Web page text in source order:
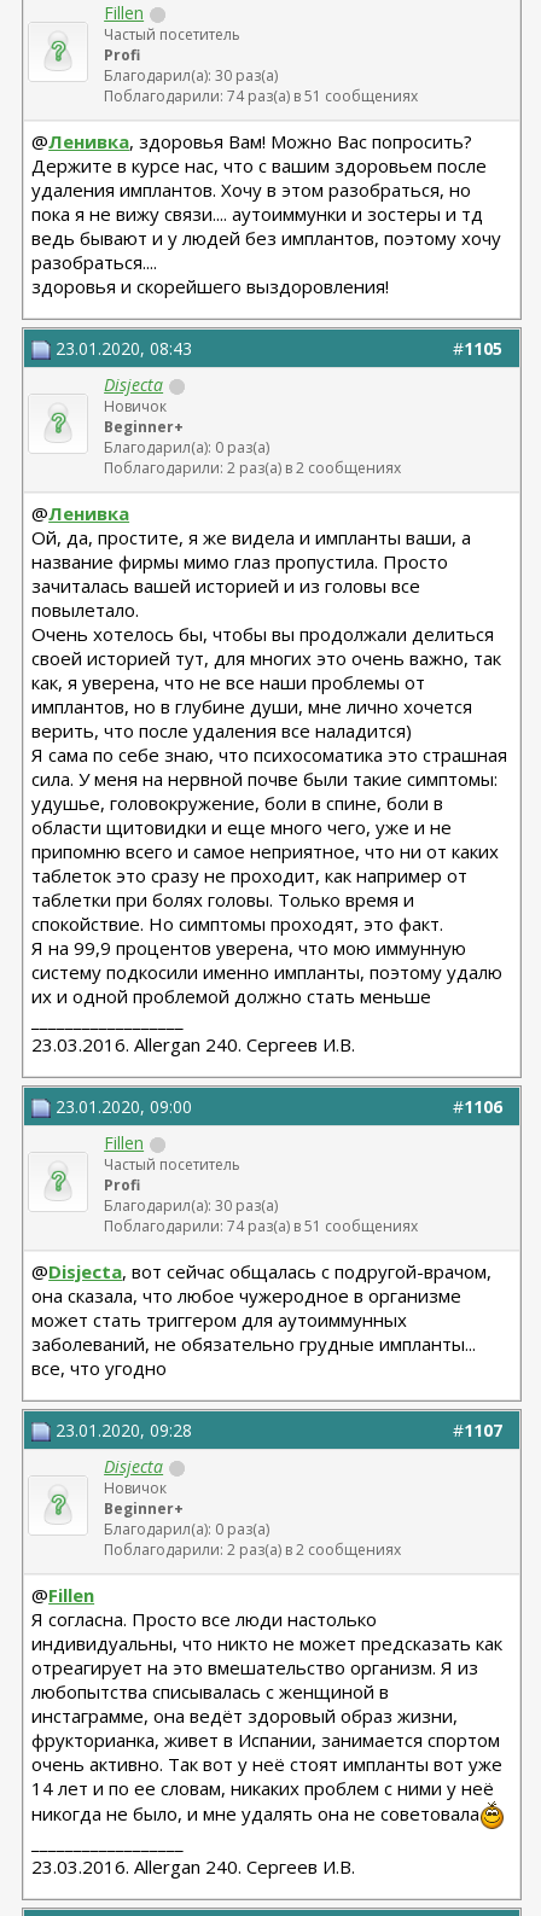
Fillen
Частый посетитель
Profi
Благодарил(а): 30 раз(а)
Поблагодарили: 74 раз(а) в 51 сообщениях
@Ленивка, здоровья Вам! Можно Вас попросить?
Держите в курсе нас, что с вашим здоровьем после
удаления имплантов. Хочу в этом разобраться, но
пока я не вижу связи.... аутоиммунки и зостеры и тд
ведь бывают и у людей без имплантов, поэтому хочу
разобраться....
здоровья и скорейшего выздоровления!
#1105
23.01.2020, 08:43
Disjecta
Новичок
Beginner+
Благодарил(а): 0 раз(а)
Поблагодарили: 2 раз(а) в 2 сообщениях
@Ленивка
Ой, да, простите, я же видела и импланты ваши, а
название фирмы мимо глаз пропустила. Просто
зачиталась вашей историей и из головы все
повылетало.
Очень хотелось бы, чтобы вы продолжали делиться
своей историей тут, для многих это очень важно, так
как, я уверена, что не все наши проблемы от
имплантов, но в глубине души, мне лично хочется
верить, что после удаления все наладится)
Я сама по себе знаю, что психосоматика это страшная
сила. У меня на нервной почве были такие симптомы:
удушье, головокружение, боли в спине, боли в
области щитовидки и еще много чего, уже и не
припомню всего и самое неприятное, что ни от каких
таблеток это сразу не проходит, как например от
таблетки при болях головы. Только время и
спокойствие. Но симптомы проходят, это факт.
Я на 99,9 процентов уверена, что мою иммунную
систему подкосили именно импланты, поэтому удалю
их и одной проблемой должно стать меньше
23.03.2016. Allergan 240. Сергеев И.В.
#1106
23.01.2020, 09:00
Fillen
Частый посетитель
Profi
Благодарил(а): 30 раз(а)
Поблагодарили: 74 раз(а) в 51 сообщениях
@Disjecta, вот сейчас общалась с подругой-врачом,
она сказала, что любое чужеродное в организме
может стать триггером для аутоиммунных
заболеваний, не обязательно грудные импланты...
все, что угодно
#1107
23.01.2020, 09:28
Disjecta
Новичок
Beginner+
Благодарил(а): 0 раз(а)
Поблагодарили: 2 раз(а) в 2 сообщениях
@Fillen
Я согласна. Просто все люди настолько
индивидуальны, что никто не может предсказать как
отреагирует на это вмешательство организм. Я из
любопытства списывалась с женщиной в
инстаграмме, она ведёт здоровый образ жизни,
фрукторианка, живет в Испании, занимается спортом
очень активно. Так вот у неё стоят импланты вот уже
14 лет и по ее словам, никаких проблем с ними у неё
никогда не было, и мне удалять она не советовала
23.03.2016. Allergan 240. Сергеев И.В.